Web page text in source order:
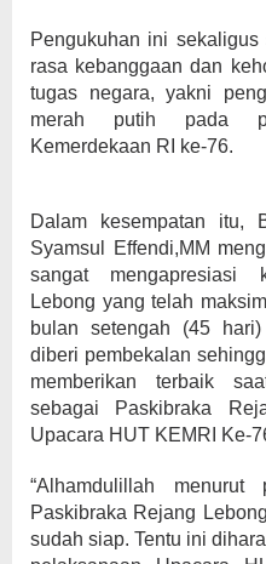
Pengukuhan ini
rasa kebanggaan dan
tugas negara, yakni
merah putih pada
Kemerdekaan RI ke-76.
Dalam kesempatan itu,
Syamsul Effendi,MM
sangat mengapresiasi
Lebong yang telah
bulan setengah (45
diberi pembekalan
memberikan terbaik
sebagai Paskibraka
Upacara HUT KEMRI Ke-
“Alhamdulillah
Paskibraka Rejang
sudah siap. Tentu ini